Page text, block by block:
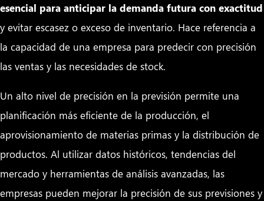
esencial para anticipar la demanda futura con exactitud
y evitar escasez o exceso de inventario. Hace referencia a
la capacidad de una empresa para predecir con precisión
las ventas y las necesidades de stock.
Un alto nivel de precisión en la previsión permite una
planificación más eficiente de la producción, el
aprovisionamiento de materias primas y la distribución de
productos. Al utilizar datos históricos, tendencias del
mercado y herramientas de análisis avanzadas, las
empresas pueden mejorar la precisión de sus previsiones y